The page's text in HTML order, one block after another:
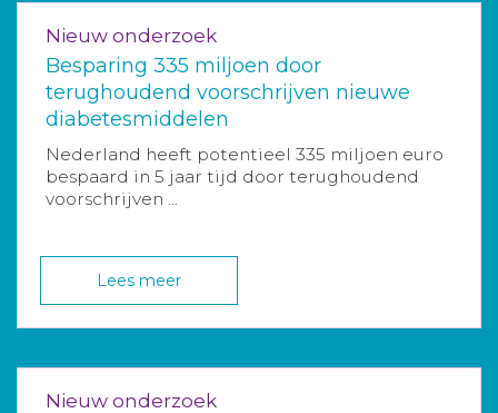
Nieuw onderzoek
Besparing 335 miljoen door
terughoudend voorschrijven nieuwe
diabetesmiddelen
Nederland heeft potentieel 335 miljoen euro
bespaard in 5 jaar tijd door terughoudend
voorschrijven ...
Lees meer
Nieuw onderzoek